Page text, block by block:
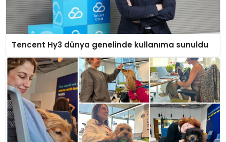
Tencent Hy3 dünya genelinde kullanıma sunuldu